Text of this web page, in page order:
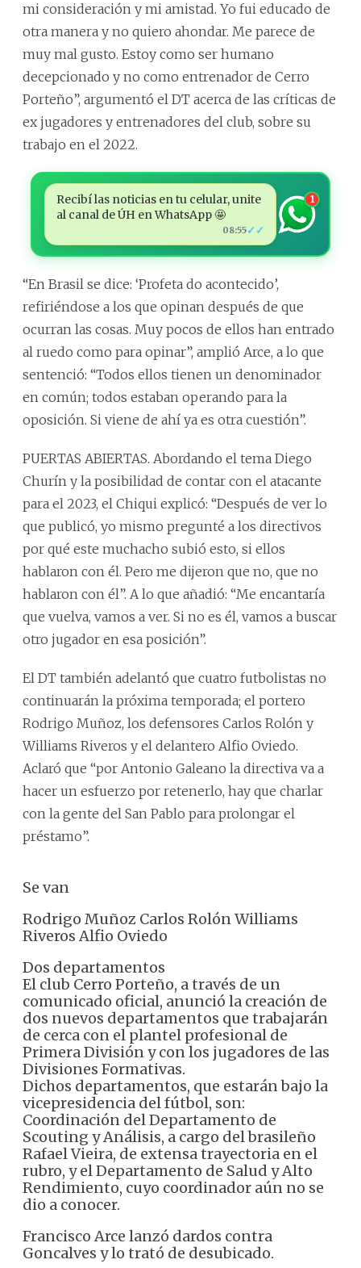
mi consideración y mi amistad. Yo fui educado de
otra manera y no quiero ahondar. Me parece de
muy mal gusto. Estoy como ser humano
decepcionado y no como entrenador de Cerro
Porteño”, argumentó el DT acerca de las críticas de
ex jugadores y entrenadores del club, sobre su
trabajo en el 2022.
Recibí las noticias en tu celular, unite
al canal de ÚH en WhatsApp 🤩
08:55✓✓
1
“En Brasil se dice: ‘Profeta do acontecido’,
refiriéndose a los que opinan después de que
ocurran las cosas. Muy pocos de ellos han entrado
al ruedo como para opinar”, amplió Arce, a lo que
sentenció: “Todos ellos tienen un denominador
en común; todos estaban operando para la
oposición. Si viene de ahí ya es otra cuestión”.
PUERTAS ABIERTAS. Abordando el tema Diego
Churín y la posibilidad de contar con el atacante
para el 2023, el Chiqui explicó: “Después de ver lo
que publicó, yo mismo pregunté a los directivos
por qué este muchacho subió esto, si ellos
hablaron con él. Pero me dijeron que no, que no
hablaron con él”. A lo que añadió: “Me encantaría
que vuelva, vamos a ver. Si no es él, vamos a buscar
otro jugador en esa posición”.
El DT también adelantó que cuatro futbolistas no
continuarán la próxima temporada; el portero
Rodrigo Muñoz, los defensores Carlos Rolón y
Williams Riveros y el delantero Alfio Oviedo.
Aclaró que “por Antonio Galeano la directiva va a
hacer un esfuerzo por retenerlo, hay que charlar
con la gente del San Pablo para prolongar el
préstamo”.
Se van
Rodrigo Muñoz Carlos Rolón Williams
Riveros Alfio Oviedo
Dos departamentos
El club Cerro Porteño, a través de un
comunicado oficial, anunció la creación de
dos nuevos departamentos que trabajarán
de cerca con el plantel profesional de
Primera División y con los jugadores de las
Divisiones Formativas.
Dichos departamentos, que estarán bajo la
vicepresidencia del fútbol, son:
Coordinación del Departamento de
Scouting y Análisis, a cargo del brasileño
Rafael Vieira, de extensa trayectoria en el
rubro, y el Departamento de Salud y Alto
Rendimiento, cuyo coordinador aún no se
dio a conocer.
Francisco Arce lanzó dardos contra
Goncalves y lo trató de desubicado.